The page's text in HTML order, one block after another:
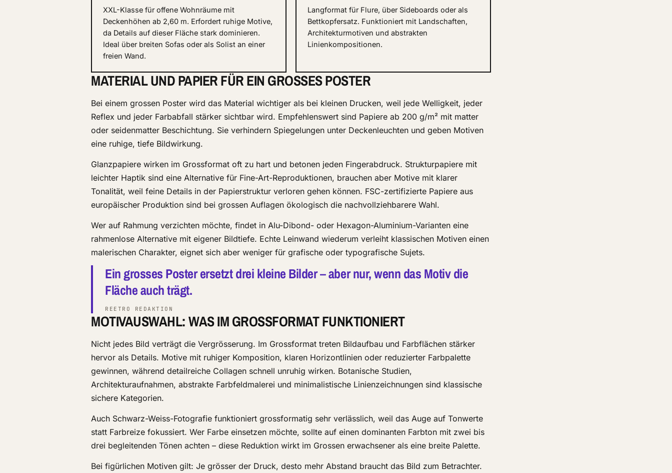
XXL-Klasse für offene Wohnräume mit
Deckenhöhen ab 2,60 m. Erfordert ruhige Motive,
da Details auf dieser Fläche stark dominieren.
Ideal über breiten Sofas oder als Solist an einer
freien Wand.
Langformat für Flure, über Sideboards oder als
Bettkopfersatz. Funktioniert mit Landschaften,
Architekturmotiven und abstrakten
Linienkompositionen.
MATERIAL UND PAPIER FÜR EIN GROSSES POSTER
Bei einem grossen Poster wird das Material wichtiger als bei kleinen Drucken, weil jede Welligkeit, jeder
Reflex und jeder Farbabfall stärker sichtbar wird. Empfehlenswert sind Papiere ab 200 g/m² mit matter
oder seidenmatter Beschichtung. Sie verhindern Spiegelungen unter Deckenleuchten und geben Motiven
eine ruhige, tiefe Bildwirkung.
Glanzpapiere wirken im Grossformat oft zu hart und betonen jeden Fingerabdruck. Strukturpapiere mit
leichter Haptik sind eine Alternative für Fine-Art-Reproduktionen, brauchen aber Motive mit klarer
Tonalität, weil feine Details in der Papierstruktur verloren gehen können. FSC-zertifizierte Papiere aus
europäischer Produktion sind bei grossen Auflagen ökologisch die nachvollziehbarere Wahl.
Wer auf Rahmung verzichten möchte, findet in Alu-Dibond- oder Hexagon-Aluminium-Varianten eine
rahmenlose Alternative mit eigener Bildtiefe. Echte Leinwand wiederum verleiht klassischen Motiven einen
malerischen Charakter, eignet sich aber weniger für grafische oder typografische Sujets.
Ein grosses Poster ersetzt drei kleine Bilder – aber nur, wenn das Motiv die
Fläche auch trägt.
REETRO REDAKTION
MOTIVAUSWAHL: WAS IM GROSSFORMAT FUNKTIONIERT
Nicht jedes Bild verträgt die Vergrösserung. Im Grossformat treten Bildaufbau und Farbflächen stärker
hervor als Details. Motive mit ruhiger Komposition, klaren Horizontlinien oder reduzierter Farbpalette
gewinnen, während detailreiche Collagen schnell unruhig wirken. Botanische Studien,
Architekturaufnahmen, abstrakte Farbfeldmalerei und minimalistische Linienzeichnungen sind klassische
sichere Kategorien.
Auch Schwarz-Weiss-Fotografie funktioniert grossformatig sehr verlässlich, weil das Auge auf Tonwerte
statt Farbreize fokussiert. Wer Farbe einsetzen möchte, sollte auf einen dominanten Farbton mit zwei bis
drei begleitenden Tönen achten – diese Reduktion wirkt im Grossen erwachsener als eine breite Palette.
Bei figürlichen Motiven gilt: Je grösser der Druck, desto mehr Abstand braucht das Bild zum Betrachter.